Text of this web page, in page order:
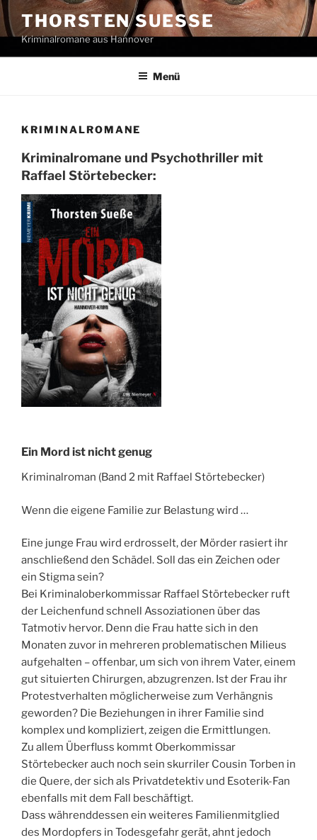
Zum
Inhalt
springen
THORSTEN SUESSE
Kriminalromane aus Hannover
Menü
KRIMINALROMANE
Kriminalromane und Psychothriller mit
Raffael Störtebecker:
Ein Mord ist nicht genug
Kriminalroman (Band 2 mit Raffael Störtebecker)
Wenn die eigene Familie zur Belastung wird …
Eine junge Frau wird erdrosselt, der Mörder rasiert ihr
anschließend den Schädel. Soll das ein Zeichen oder
ein Stigma sein?
Bei Kriminaloberkommissar Raffael Störtebecker ruft
der Leichenfund schnell Assoziationen über das
Tatmotiv hervor. Denn die Frau hatte sich in den
Monaten zuvor in mehreren problematischen Milieus
aufgehalten – offenbar, um sich von ihrem Vater, einem
gut situierten Chirurgen, abzugrenzen. Ist der Frau ihr
Protestverhalten möglicherweise zum Verhängnis
geworden? Die Beziehungen in ihrer Familie sind
komplex und kompliziert, zeigen die Ermittlungen.
Zu allem Überfluss kommt Oberkommissar
Störtebecker auch noch sein skurriler Cousin Torben in
die Quere, der sich als Privatdetektiv und Esoterik-Fan
ebenfalls mit dem Fall beschäftigt.
Dass währenddessen ein weiteres Familienmitglied
des Mordopfers in Todesgefahr gerät, ahnt jedoch